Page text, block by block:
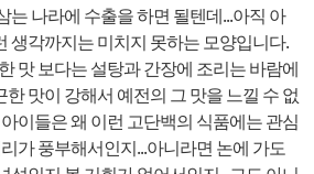
는 나라에 수출을 하면 될텐데...아직 아
생각까지는 미치지 못하는 모양입니다.
맛 보다는 설탕과 간장에 조리는 바람에
맛이 강해서 예전의 그 맛을 느낄 수 없
이들은 왜 이런 고단백의 식품에는 관심
가 풍부해서인지...아니라면 논에 가도